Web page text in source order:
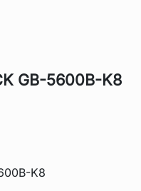
GB-5600B-K8
K8